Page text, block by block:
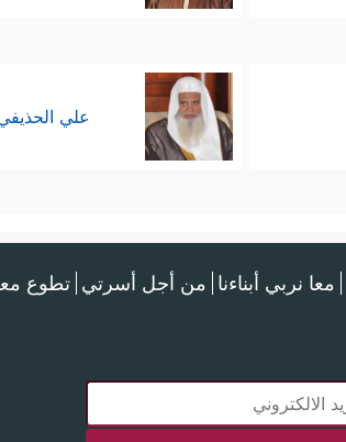
علي
معا نربي أبناءنا من أجل أسرتي تطوع